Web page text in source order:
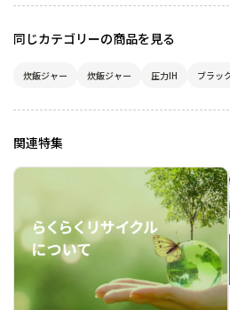
同じカテゴリーの商品を見る
炊飯ジャー 炊飯ジャー 圧力IH ブラッ
関連特集